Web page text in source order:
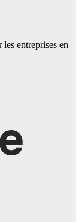
entreprises en